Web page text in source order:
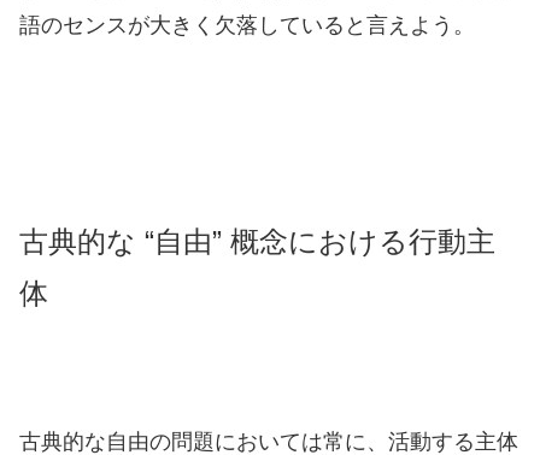
語のセンスが大きく欠落していると言えよう。
古典的な “自由” 概念における行動主
体
古典的な自由の問題においては常に、活動する主体